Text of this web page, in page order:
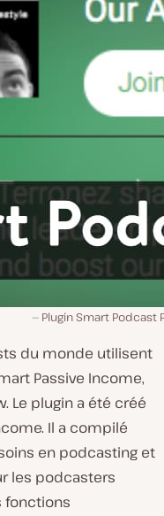
Plugin Smart Podcast
du monde utilisent
Passive Income,
Le plugin a été créé
Il a compilé
en podcasting et
les podcasters
fonctions